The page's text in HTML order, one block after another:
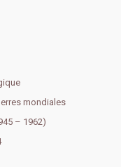
mondiales
– 1962)